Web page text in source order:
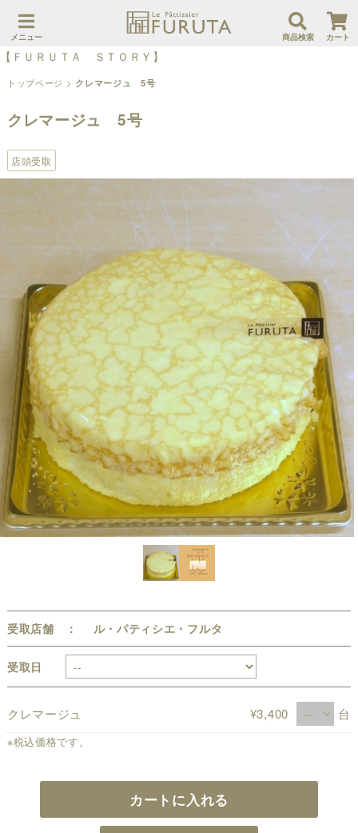
メニュー 商品検索 カート
【ＦＵＲＵＴＡ ＳＴＯＲＹ】
トップページ > クレマージュ 5号
クレマージュ 5号
店頭受取
受取店舗 ： ル・パティシエ・フルタ
受取日
クレマージュ ¥3,400 台
※税込価格です。
カートに入れる